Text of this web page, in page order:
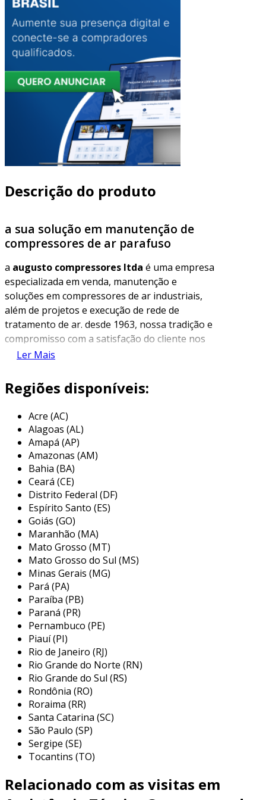
Descrição do produto
a sua solução em manutenção de
compressores de ar parafuso
a augusto compressores ltda é uma empresa
especializada em venda, manutenção e
soluções em compressores de ar industriais,
além de projetos e execução de rede de
tratamento de ar. desde 1963, nossa tradição e
compromisso com a satisfação do cliente nos
impulsionam a oferecer soluções de qualidade
compressores tradicionais do tipo pistão e
também com compressores rotativos
(parafuso), sempre buscando atender às
necessidades específicas de cada cliente.
a manutenção de compressor de ar parafuso é
um serviço essencial para garantir o
funcionamento adequado e a longevidade do
equipamento. cada componente desse tipo de
compressor possui sua própria especificação, e
a identificação de eventuais problemas só é
possível por meio de um diagnóstico de
manutenção detalhado. essa abordagem
permite que intervenções precisas sejam
realizadas, assegurando que o compressor
opere em sua capacidade máxima.
os serviços de manutenção de compressor de
ar parafuso incluem desde reparos pontuais
até consertos gerais, sempre com o objetivo de
restaurar o equipamento à sua plenitude.
através de um diagnóstico minucioso,
conseguimos identificar as necessidades
específicas de cada compressor,
proporcionando um atendimento
personalizado e eficaz. com isso, garantimos
que o cliente retome suas atividades com um
equipamento totalmente confiável.
entenda mais sobre a importância
da manutenção de compressor de ar
Ler Mais
Regiões disponíveis:
Acre (AC)
Alagoas (AL)
Amapá (AP)
Amazonas (AM)
Bahia (BA)
Ceará (CE)
Distrito Federal (DF)
Espírito Santo (ES)
Goiás (GO)
Maranhão (MA)
Mato Grosso (MT)
Mato Grosso do Sul (MS)
Minas Gerais (MG)
Pará (PA)
Paraíba (PB)
Paraná (PR)
Pernambuco (PE)
Piauí (PI)
Rio de Janeiro (RJ)
Rio Grande do Norte (RN)
Rio Grande do Sul (RS)
Rondônia (RO)
Roraima (RR)
Santa Catarina (SC)
São Paulo (SP)
Sergipe (SE)
Tocantins (TO)
Relacionado com as visitas em